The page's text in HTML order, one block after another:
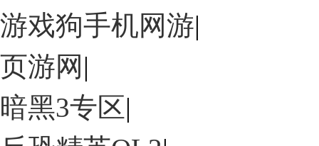
游戏狗手机网游|
页游网 |
暗黑3专区|